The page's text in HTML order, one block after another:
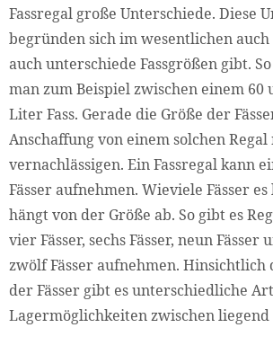
Fassregal große Unterschiede. Diese
begründen sich im wesentlichen auch
auch unterschiede Fassgrößen gibt.
man zum Beispiel zwischen einem 60
Liter Fass. Gerade die Größe der
Anschaffung von einem solchen
vernachlässigen. Ein Fassregal kann
Fässer aufnehmen. Wieviele Fässer
hängt von der Größe ab. So gibt es
vier Fässer, sechs Fässer, neun
zwölf Fässer aufnehmen. Hinsichtlich
der Fässer gibt es unterschiedliche
Lagermöglichkeiten zwischen liegend